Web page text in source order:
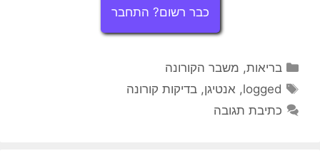
כבר רשום? התחבר
קטגוריות
בריאות, משבר הקורונה
תגיות
logged
, אנטיגן,בדיקות קורונה
כתיבת תגובה